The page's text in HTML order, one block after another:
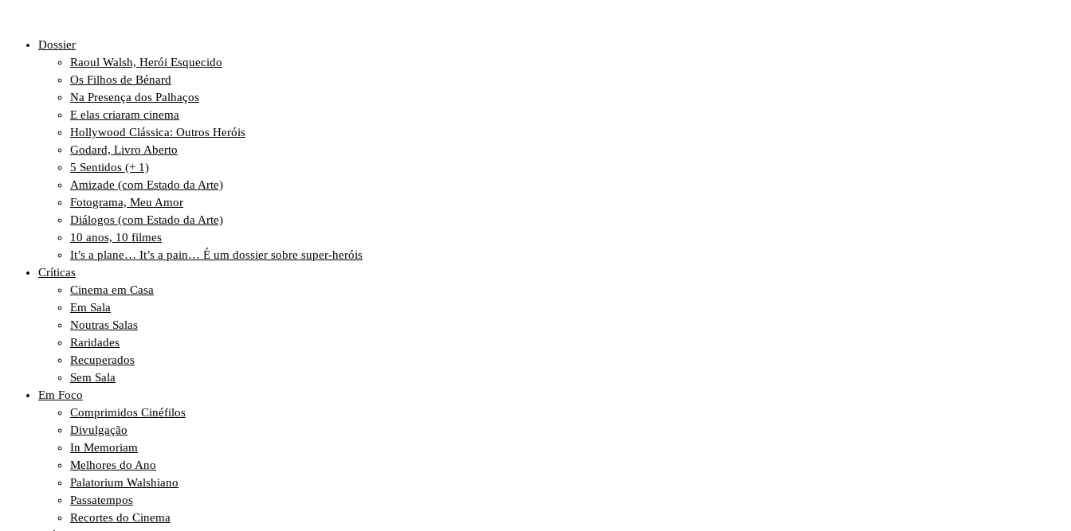
Dossier
Raoul Walsh, Herói Esquecido
Os Filhos de Bénard
Na Presença dos Palhaços
E elas criaram cinema
Hollywood Clássica: Outros Heróis
Godard, Livro Aberto
5 Sentidos (+ 1)
Amizade (com Estado da Arte)
Fotograma, Meu Amor
Diálogos (com Estado da Arte)
10 anos, 10 filmes
It’s a plane… It’s a pain… É um dossier sobre super-heróis
Críticas
Cinema em Casa
Em Sala
Noutras Salas
Raridades
Recuperados
Sem Sala
Em Foco
Comprimidos Cinéfilos
Divulgação
In Memoriam
Melhores do Ano
Palatorium Walshiano
Passatempos
Recortes do Cinema